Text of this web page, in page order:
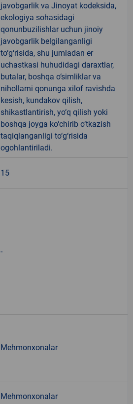
javobgarlik va Jinoyat kodeksida,
ekologiya sohasidagi
qonunbuzilishlar uchun jinoiy
javobgarlik belgilanganligi
to‘g‘risida, shu jumladan er
uchastkasi huhudidagi daraxtlar,
butalar, boshqa o‘simliklar va
nihollarni qonunga xilof ravishda
kesish, kundakov qilish,
shikastlantirish, yo‘q qilish yoki
boshqa joyga ko‘chirib o‘tkazish
taqiqlanganligi to‘g‘risida
ogohlantiriladi.
15
-
Mehmonxonalar
Mehmonxonalar